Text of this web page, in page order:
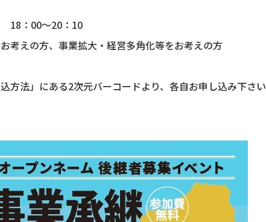
：00～20：10
考えの方、事業拡大・経営多角化等をお考えの方
方法」にある2次元バーコードより、各自お申し込み下さい